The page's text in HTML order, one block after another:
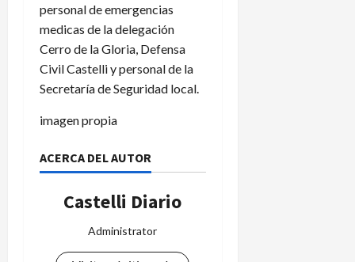
personal de emergencias
medicas de la delegación
Cerro de la Gloria, Defensa
Civil Castelli y personal de la
Secretaría de Seguridad local.
imagen propia
ACERCA DEL AUTOR
Castelli Diario
Administrator